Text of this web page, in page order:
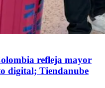
refleja mayor
digital; Tiendanube